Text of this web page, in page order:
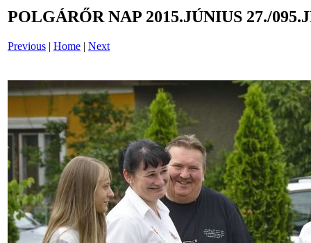
POLGÁRŐR NAP 2015.JÚNIUS 27./
Previous | Home | Next